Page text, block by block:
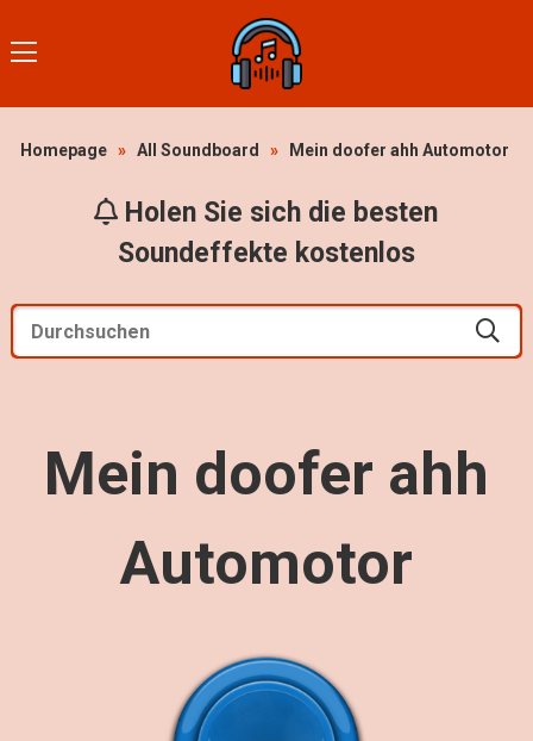
Homepage » All Soundboard » Mein doofer ahh Automotor
Holen Sie sich die besten
Soundeffekte kostenlos
Mein doofer ahh
Automotor